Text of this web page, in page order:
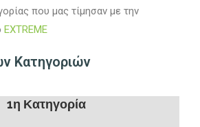
που μας τίμησαν με την
EXTREME
Κατηγοριών
1η Κατηγορία